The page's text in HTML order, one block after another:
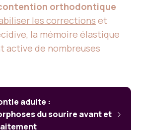
orthodontique
les corrections et
la mémoire élastique
active de nombreuses
adulte :
du sourire avant et